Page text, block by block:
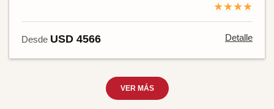
★★★★
Desde USD 4566 Detalle
VER MÁS